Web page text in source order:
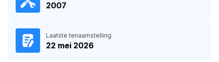
2007
Laatste tenaamstelling
22 mei 2026